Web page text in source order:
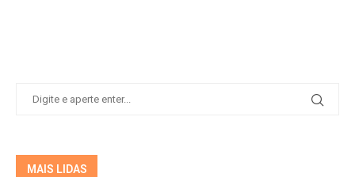
MAIS LIDAS